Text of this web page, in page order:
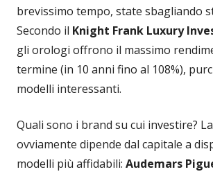
brevissimo tempo, state sbagliando
Secondo il Knight Frank Luxury
gli orologi offrono il massimo
termine (in 10 anni fino al 108%),
modelli interessanti.
Quali sono i brand su cui investire?
ovviamente dipende dal capitale a
modelli più affidabili: Audemars